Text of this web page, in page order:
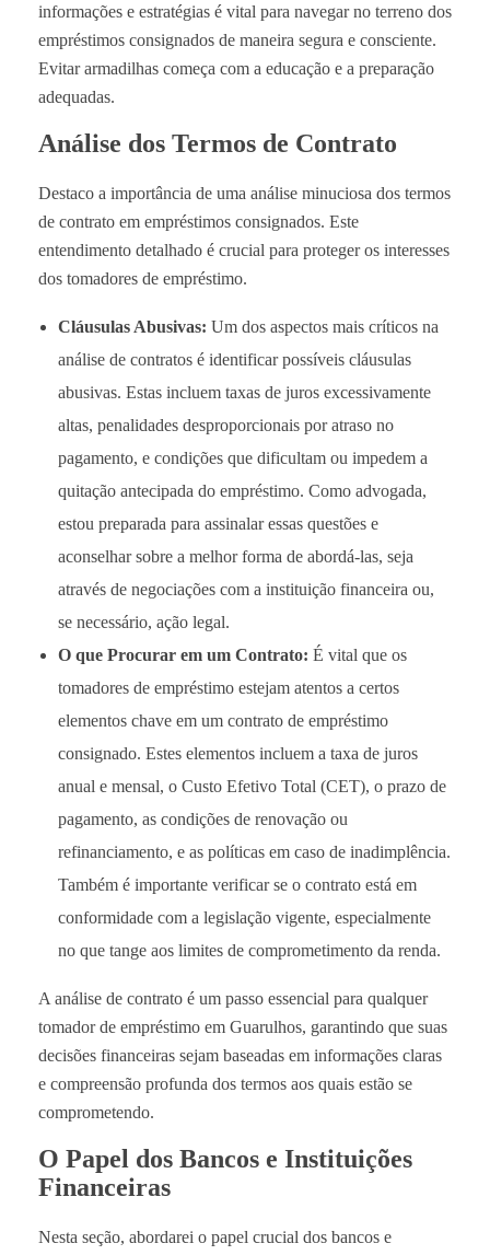
informações e estratégias é vital para navegar no terreno dos
empréstimos consignados de maneira segura e consciente.
Evitar armadilhas começa com a educação e a preparação
adequadas.
Análise dos Termos de Contrato
Destaco a importância de uma análise minuciosa dos termos
de contrato em empréstimos consignados. Este
entendimento detalhado é crucial para proteger os interesses
dos tomadores de empréstimo.
Cláusulas Abusivas: Um dos aspectos mais críticos na
análise de contratos é identificar possíveis cláusulas
abusivas. Estas incluem taxas de juros excessivamente
altas, penalidades desproporcionais por atraso no
pagamento, e condições que dificultam ou impedem a
quitação antecipada do empréstimo. Como advogada,
estou preparada para assinalar essas questões e
aconselhar sobre a melhor forma de abordá-las, seja
através de negociações com a instituição financeira ou,
se necessário, ação legal.
O que Procurar em um Contrato: É vital que os
tomadores de empréstimo estejam atentos a certos
elementos chave em um contrato de empréstimo
consignado. Estes elementos incluem a taxa de juros
anual e mensal, o Custo Efetivo Total (CET), o prazo de
pagamento, as condições de renovação ou
refinanciamento, e as políticas em caso de inadimplência.
Também é importante verificar se o contrato está em
conformidade com a legislação vigente, especialmente
no que tange aos limites de comprometimento da renda.
A análise de contrato é um passo essencial para qualquer
tomador de empréstimo em Guarulhos, garantindo que suas
decisões financeiras sejam baseadas em informações claras
e compreensão profunda dos termos aos quais estão se
comprometendo.
O Papel dos Bancos e Instituições
Financeiras
Nesta seção, abordarei o papel crucial dos bancos e